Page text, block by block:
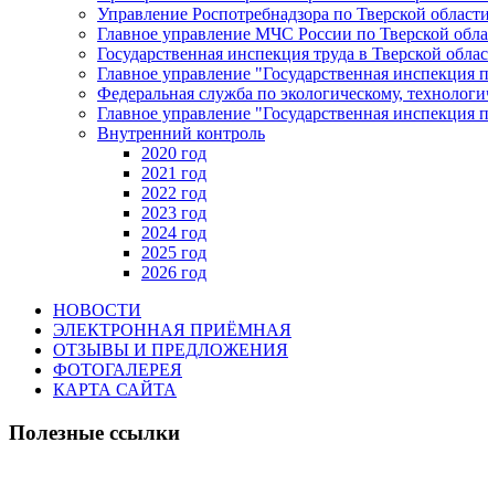
Управление Роспотребнадзора по Тверской области
Главное управление МЧС России по Тверской
Государственная инспекция труда в Тверской
Главное управление "Государственная инспекция
Федеральная служба по экологическому,
Главное управление "Государственная
Внутренний контроль
2020 год
2021 год
2022 год
2023 год
2024 год
2025 год
2026 год
НОВОСТИ
ЭЛЕКТРОННАЯ ПРИЁМНАЯ
ОТЗЫВЫ И ПРЕДЛОЖЕНИЯ
ФОТОГАЛЕРЕЯ
КАРТА САЙТА
Полезные ссылки